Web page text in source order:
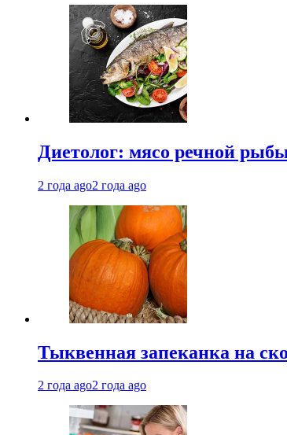
Диетолог: мясо речной
2 года ago2 года ago
Тыквенная запеканка на
2 года ago2 года ago